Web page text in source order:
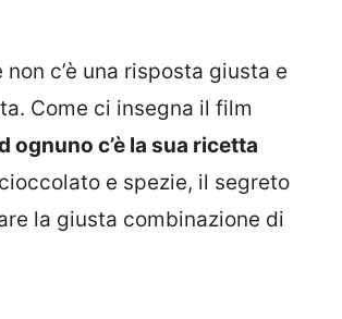
non c’è una risposta giusta e
Come ci insegna il film
ognuno c’è la sua ricetta
e spezie, il segreto
la giusta combinazione di